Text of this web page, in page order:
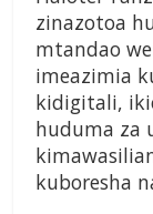
zinazotoa
mtandao
imeazimia
kidigitali,
huduma za
kuboresha